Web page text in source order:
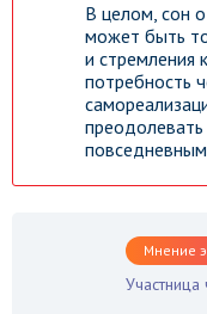
В целом, сон
может быть
и стремления
потребность
преодолевать
Мнение
Участница